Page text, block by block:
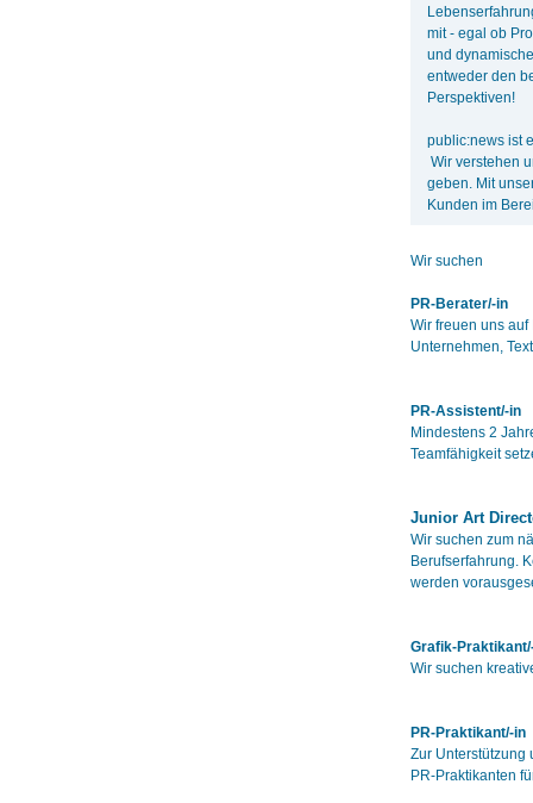
mit - egal ob
und
entweder den
Perspektiven!
public:news ist
Wir verstehen
geben. Mit
Kunden im
Wir suchen
PR-Berater/-in
Wir freuen uns
Unternehmen,
PR-Assistent/-in
Mindestens 2
Teamfähigkeit
Junior Art
Wir suchen zum
Berufserfahrung.
werden
Grafik-
Wir suchen
PR-Praktikant/-in
Zur Unterstützung
PR-Praktikanten